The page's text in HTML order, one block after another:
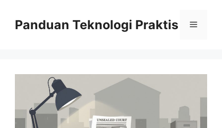
contentPanduan Teknologi Praktis Menu